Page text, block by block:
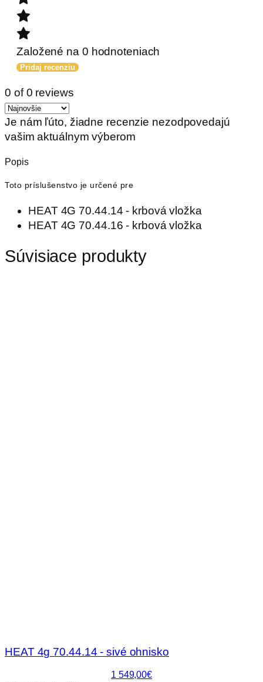
Založené na 0 hodnoteniach
Pridaj recenziu
0 of 0 reviews
Je nám ľúto, žiadne recenzie nezodpovedajú
vašim aktuálnym výberom
Popis
Toto príslušenstvo je určené pre
HEAT 4G 70.44.14 - krbová vložka
HEAT 4G 70.44.16 - krbová vložka
Súvisiace produkty
HEAT 4g 70.44.14 - sivé ohnisko
1 549,00€